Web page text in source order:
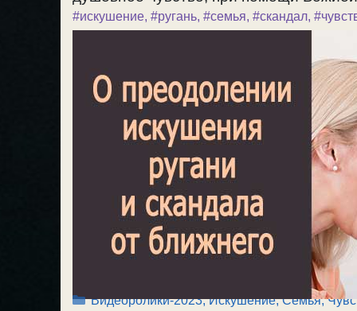
#искушение, #ругань, #семья, #скандал,
Рубрики
Видеоролики-2023,Искушение,Семья,